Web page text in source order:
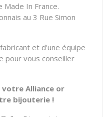
Made In France.
au 3 Rue Simon
et d'une équipe
pour vous conseiller
votre Alliance or
bijouterie !